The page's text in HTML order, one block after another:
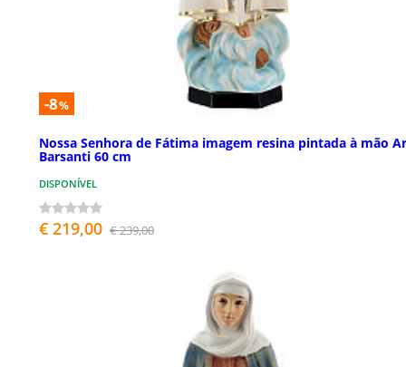
-8%
Nossa Senhora de Fátima imagem resina pintada à mão
Barsanti 60 cm
DISPONÍVEL
€ 219,00 € 239,00